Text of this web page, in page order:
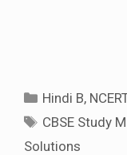
Categories
Hindi B,
Tags
CBSE Study
Solutions